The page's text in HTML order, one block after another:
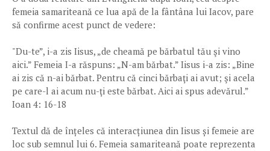
femeia samariteană ce lua apă de la fântâna lui Iacov, pare
să confirme acest punct de vedere:
"Du-te”, i-a zis Iisus, „de cheamă pe bărbatul tău şi vino
aici.” Femeia I-a răspuns: „N-am bărbat.” Iisus i-a zis: „Bine
ai zis că n-ai bărbat. Pentru că cinci bărbaţi ai avut; şi acela
pe care-l ai acum nu-ţi este bărbat. Aici ai spus adevărul.”
Ioan 4: 16-18
Textul dă de înțeles că interacțiunea din Iisus și femeie are
loc sub semnul lui 6. Femeia samariteană poate reprezenta